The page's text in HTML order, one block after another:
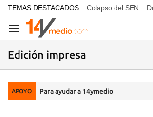
common.go-to-content
TEMAS DESTACADOS Colapso del SEN
Navegación
Edición impresa
APOYO Para ayudar a 14ymedio